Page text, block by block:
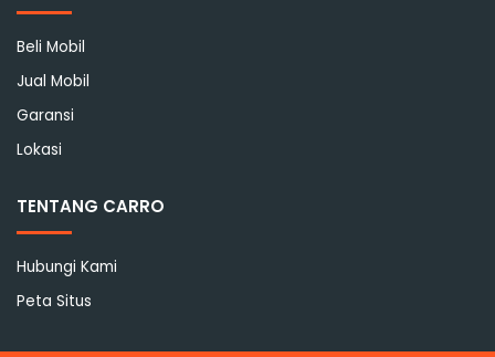
Beli Mobil
Jual Mobil
Garansi
Lokasi
TENTANG CARRO
Hubungi Kami
Peta Situs